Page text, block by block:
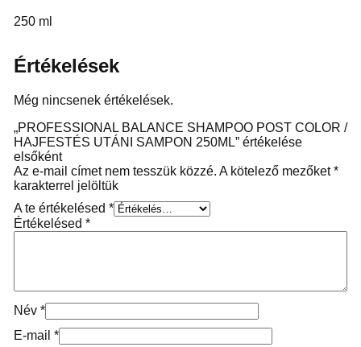
250 ml
Értékelések
Még nincsenek értékelések.
„PROFESSIONAL BALANCE SHAMPOO POST COLOR /
HAJFESTÉS UTÁNI SAMPON 250ML” értékelése
elsőként
Az e-mail címet nem tesszük közzé. A kötelező mezőket*
karakterrel jelöltük
A te értékelésed *
Értékelésed *
Név *
E-mail *